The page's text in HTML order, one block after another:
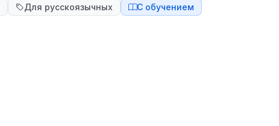
Для русскоязычных С обучением